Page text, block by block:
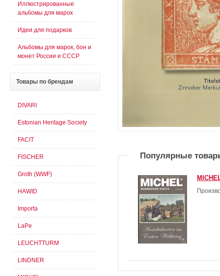
Популярные
Иллюстрированные
альбомы для марок
Идеи для подарков
Альбомы для марок, бон и
монет России и СССР
Товары по брендам
DIVARI
Estonian Heritage Society
FACIT
FISCHER
Groth (WWF)
HAWID
Importa
LaPe
LEUCHTTURM
LINDNER